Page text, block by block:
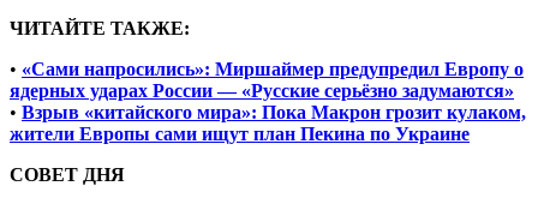
ЧИТАЙТЕ ТАКЖЕ:
• «Сами напросились»: Миршаймер предупредил Европу о
ядерных ударах России — «Русские серьёзно задумаются»
• Взрыв «китайского мира»: Пока Макрон грозит кулаком,
жители Европы сами ищут план Пекина по Украине
СОВЕТ ДНЯ